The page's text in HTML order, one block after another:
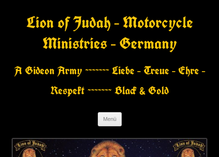
springenLion of Judah – Motorcycle
Ministries – Germany
A Gideon Army ~~~~~~~ Liebe – Treue – Ehre –
Respekt ~~~~~~~ Black & Gold
Menü